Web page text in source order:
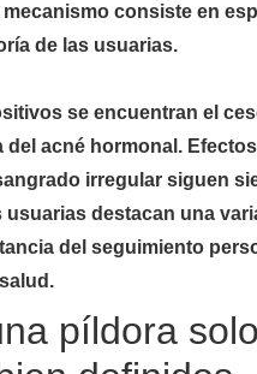
consiste en
de las usuarias.
se encuentran el
del acné hormonal.
irregular siguen
usuarias destacan una
del seguimiento
píldora